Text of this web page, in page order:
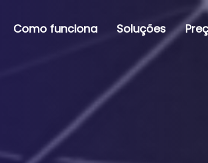
Como funciona Soluções